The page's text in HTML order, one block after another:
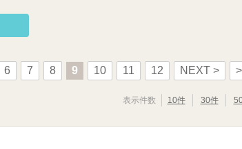
6 7 8 9 10 11 12 NEXT >
表示件数 10件 30件